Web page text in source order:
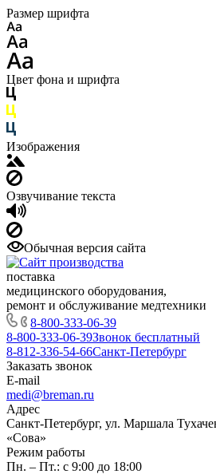
Размер шрифта
Цвет фона и шрифта
Изображения
Озвучивание текста
Обычная версия сайта
поставка
медицинского оборудования,
ремонт и обслуживание медтехники
8-800-333-06-39
8-800-333-06-39Звонок бесплатный
8-812-336-54-66Санкт-Петербург
Заказать звонок
E-mail
medi@breman.ru
Адрес
Санкт-Петербург, ул. Маршала
«Сова»
Режим работы
Пн. – Пт.: с 9:00 до 18:00